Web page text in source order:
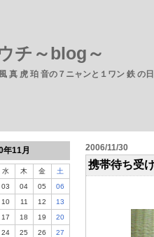
チ～blog～
真 虎 珀 音の７ニャンと１ワン 鉄 の
年11月
水 木 金
土
03 04 05
06
10 11 12
13
17 18 19
20
24 25 26
27
2006/11/30
携帯待ち受